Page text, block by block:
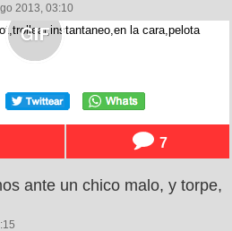
2013, 03:10
7
ante un chico malo, y torpe,